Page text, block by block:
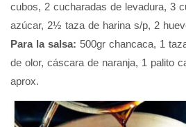
cubos, 2 cucharadas de levadura, 3
azúcar, 2½ taza de harina s/p, 2
Para la salsa: 500gr chancaca, 1
de olor, cáscara de naranja, 1 palito
aprox.